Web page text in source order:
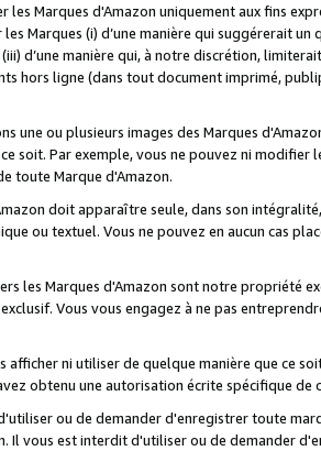
les Marques d'Amazon uniquement aux fins
Marques (i) d’une manière qui suggérerait
d’une manière qui, à notre discrétion,
hors ligne (dans tout document imprimé,
une ou plusieurs images des Marques
soit. Par exemple, vous ne pouvez ni
toute Marque d'Amazon.
doit apparaître seule, dans son
ou textuel. Vous ne pouvez en aucun cas
les Marques d'Amazon sont notre propriété
Vous vous engagez à ne pas
afficher ni utiliser de quelque manière que ce
obtenu une autorisation écrite spécifique de
ou de demander d'enregistrer toute
Il vous est interdit d'utiliser ou de demander